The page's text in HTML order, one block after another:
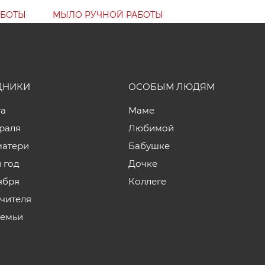
МЫЛО РУЧНОЙ РАБОТЫ
ОСОБЫМ ЛЮДЯМ
Маме
Любимой
Бабушке
Дочке
Коллеге